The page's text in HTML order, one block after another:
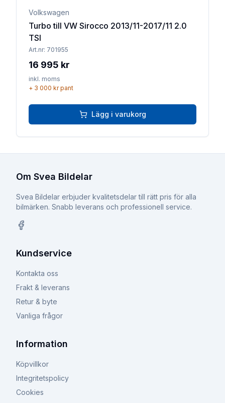
Volkswagen
Turbo till VW Sirocco 2013/11-2017/11 2.0
TSI
Art.nr: 701955
16 995 kr
inkl. moms
+ 3 000 krpant
Lägg i varukorg
Om Svea Bildelar
Svea Bildelar erbjuder kvalitetsdelar till rätt pris för alla
bilmärken. Snabb leverans och professionell service.
Kundservice
Kontakta oss
Frakt & leverans
Retur & byte
Vanliga frågor
Information
Köpvillkor
Integritetspolicy
Cookies